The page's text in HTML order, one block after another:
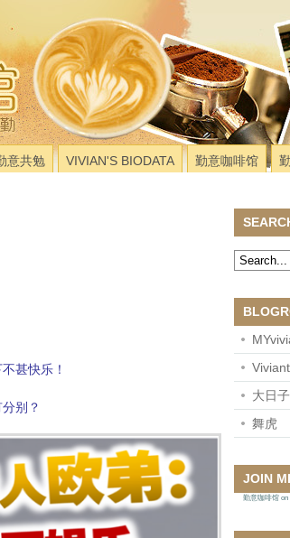
意共勉 VIVIAN'S BIODATA 勤意咖啡馆
甚快乐！
别？
大日
舞虎
JOIN
勤意咖啡馆 on